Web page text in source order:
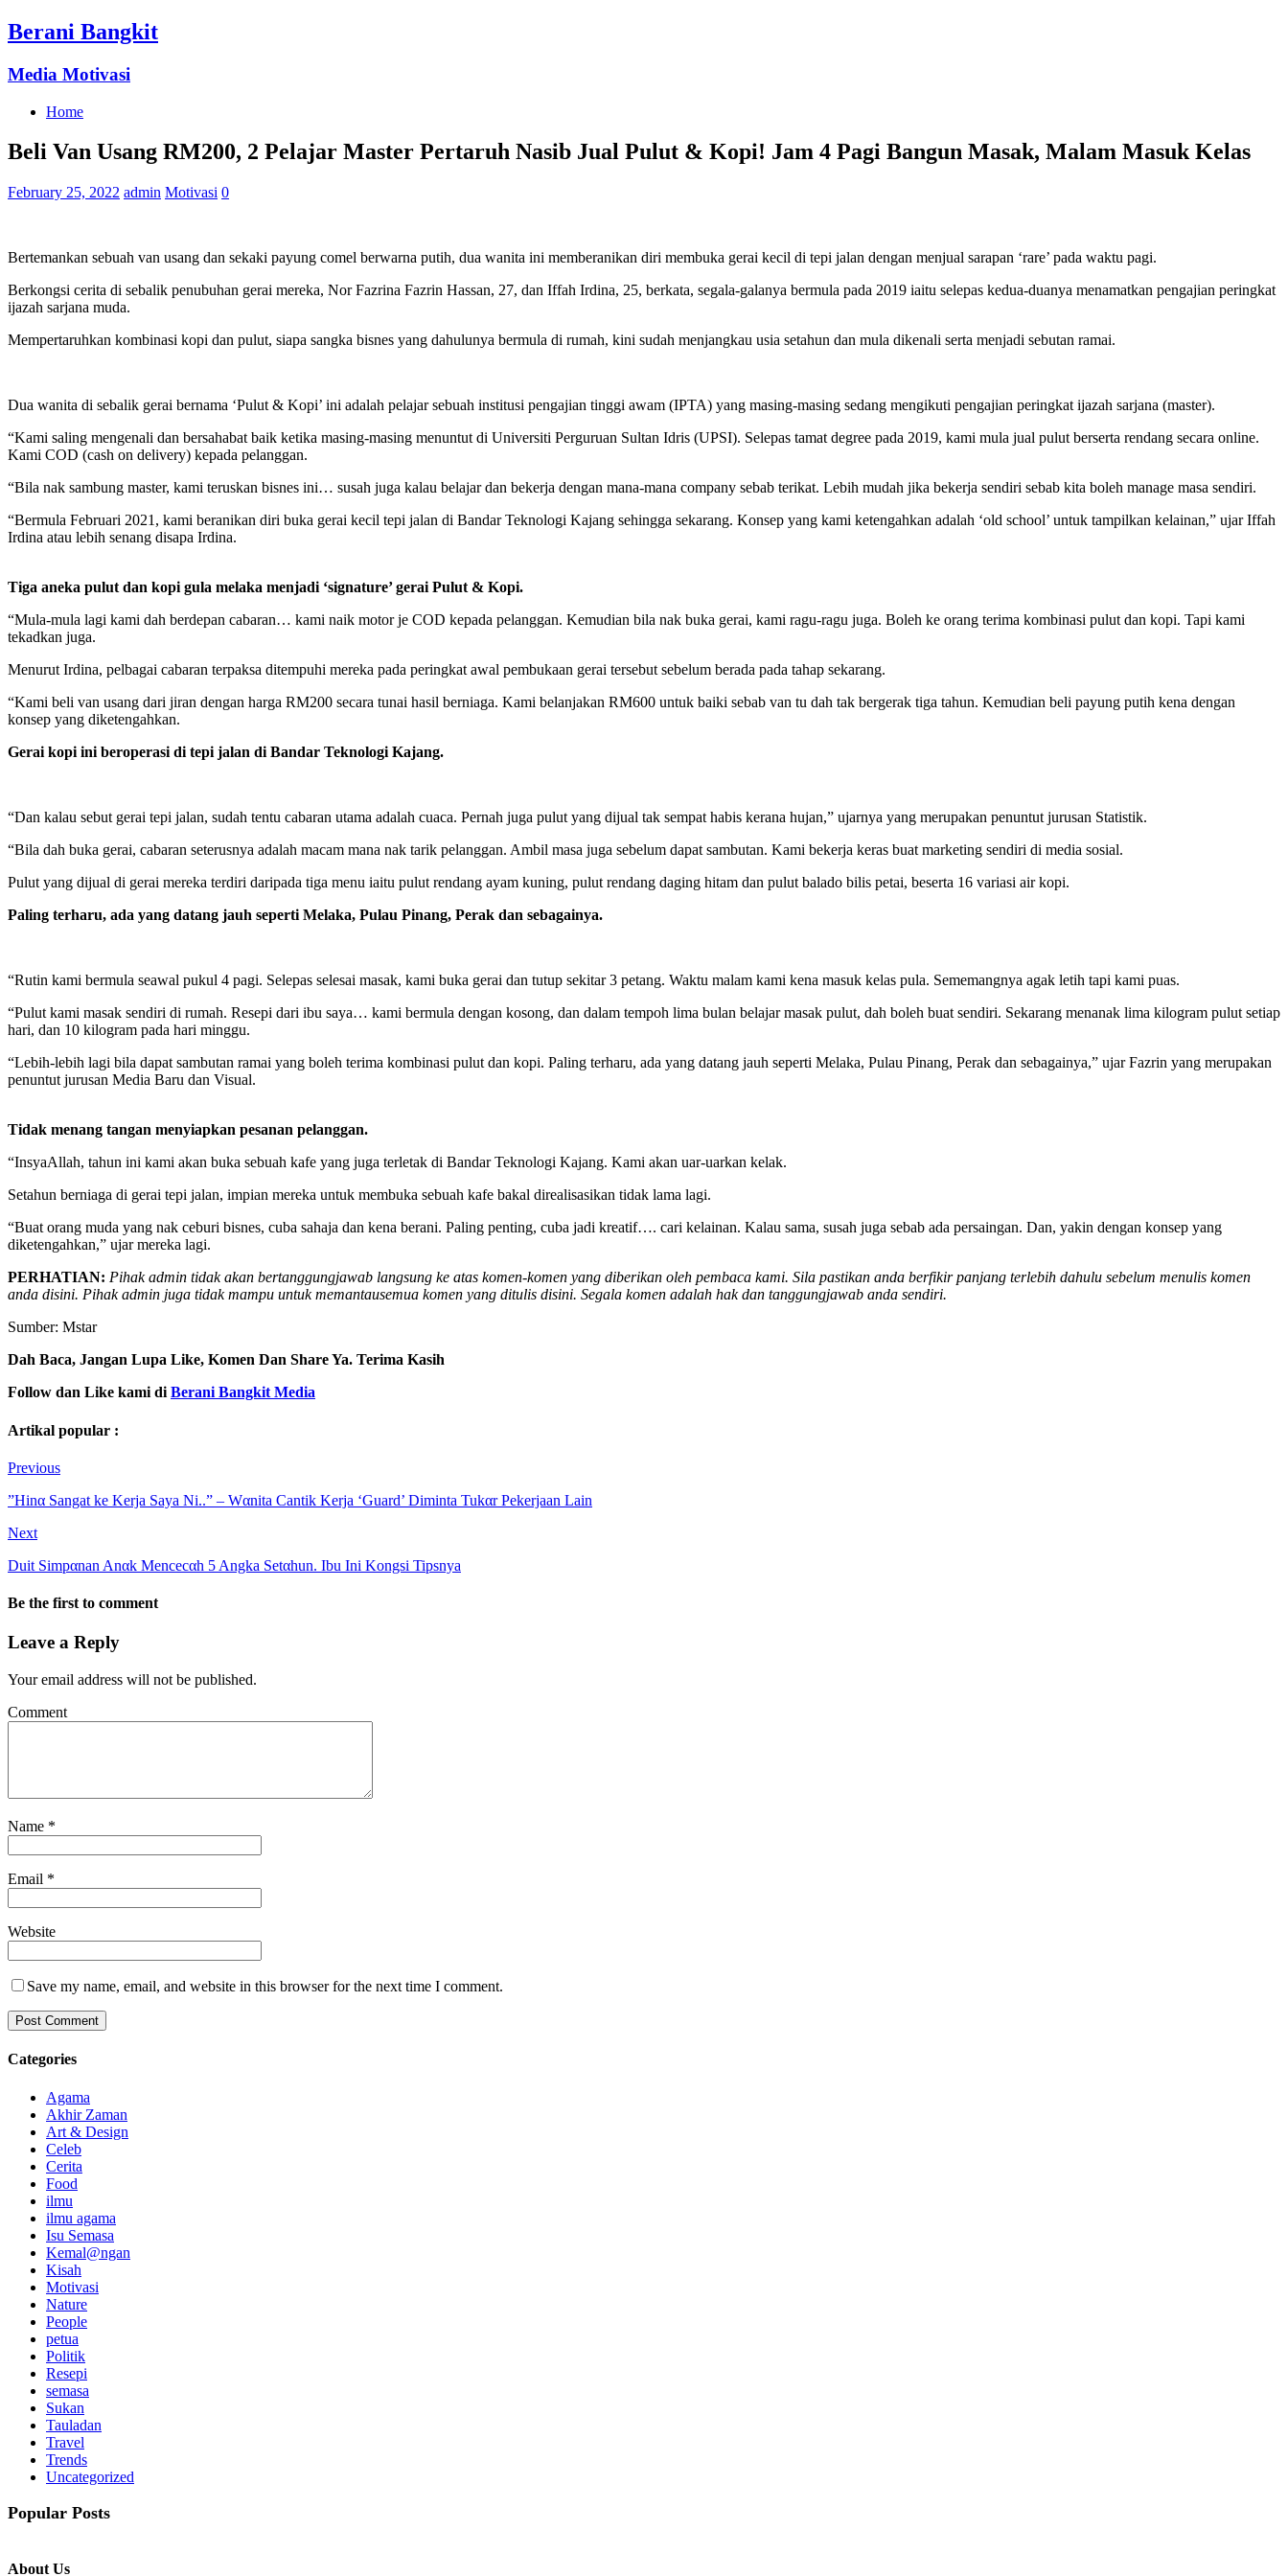
Berani Bangkit
Media Motivasi
Home
Beli Van Usang RM200, 2 Pelajar Master Pertaruh Nasib Jual Pulut & Kopi! Jam 4 Pagi Bangun Masak, Malam Masuk Kelas
February 25, 2022 admin Motivasi 0
Bertemankan sebuah van usang dan sekaki payung comel berwarna putih, dua wanita ini memberanikan diri membuka gerai kecil di tepi jalan dengan menjual sarapan ‘rare’ pada waktu pagi.
Berkongsi cerita di sebalik penubuhan gerai mereka, Nor Fazrina Fazrin Hassan, 27, dan Iffah Irdina, 25, berkata, segala-galanya bermula pada 2019 iaitu selepas kedua-duanya menamatkan pengajian peringkat
ijazah sarjana muda.
Mempertaruhkan kombinasi kopi dan pulut, siapa sangka bisnes yang dahulunya bermula di rumah, kini sudah menjangkau usia setahun dan mula dikenali serta menjadi sebutan ramai.
Dua wanita di sebalik gerai bernama ‘Pulut & Kopi’ ini adalah pelajar sebuah institusi pengajian tinggi awam (IPTA) yang masing-masing sedang mengikuti pengajian peringkat ijazah sarjana (master).
“Kami saling mengenali dan bersahabat baik ketika masing-masing menuntut di Universiti Perguruan Sultan Idris (UPSI). Selepas tamat degree pada 2019, kami mula jual pulut berserta rendang secara online.
Kami COD (cash on delivery) kepada pelanggan.
“Bila nak sambung master, kami teruskan bisnes ini… susah juga kalau belajar dan bekerja dengan mana-mana company sebab terikat. Lebih mudah jika bekerja sendiri sebab kita boleh manage masa sendiri.
“Bermula Februari 2021, kami beranikan diri buka gerai kecil tepi jalan di Bandar Teknologi Kajang sehingga sekarang. Konsep yang kami ketengahkan adalah ‘old school’ untuk tampilkan kelainan,” ujar Iffah
Irdina atau lebih senang disapa Irdina.
Tiga aneka pulut dan kopi gula melaka menjadi ‘signature’ gerai Pulut & Kopi.
“Mula-mula lagi kami dah berdepan cabaran… kami naik motor je COD kepada pelanggan. Kemudian bila nak buka gerai, kami ragu-ragu juga. Boleh ke orang terima kombinasi pulut dan kopi. Tapi kami
tekadkan juga.
Menurut Irdina, pelbagai cabaran terpaksa ditempuhi mereka pada peringkat awal pembukaan gerai tersebut sebelum berada pada tahap sekarang.
“Kami beli van usang dari jiran dengan harga RM200 secara tunai hasil berniaga. Kami belanjakan RM600 untuk baiki sebab van tu dah tak bergerak tiga tahun. Kemudian beli payung putih kena dengan
konsep yang diketengahkan.
Gerai kopi ini beroperasi di tepi jalan di Bandar Teknologi Kajang.
“Dan kalau sebut gerai tepi jalan, sudah tentu cabaran utama adalah cuaca. Pernah juga pulut yang dijual tak sempat habis kerana hujan,” ujarnya yang merupakan penuntut jurusan Statistik.
“Bila dah buka gerai, cabaran seterusnya adalah macam mana nak tarik pelanggan. Ambil masa juga sebelum dapat sambutan. Kami bekerja keras buat marketing sendiri di media sosial.
Pulut yang dijual di gerai mereka terdiri daripada tiga menu iaitu pulut rendang ayam kuning, pulut rendang daging hitam dan pulut balado bilis petai, beserta 16 variasi air kopi.
Paling terharu, ada yang datang jauh seperti Melaka, Pulau Pinang, Perak dan sebagainya.
“Rutin kami bermula seawal pukul 4 pagi. Selepas selesai masak, kami buka gerai dan tutup sekitar 3 petang. Waktu malam kami kena masuk kelas pula. Sememangnya agak letih tapi kami puas.
“Pulut kami masak sendiri di rumah. Resepi dari ibu saya… kami bermula dengan kosong, dan dalam tempoh lima bulan belajar masak pulut, dah boleh buat sendiri. Sekarang menanak lima kilogram pulut setiap
hari, dan 10 kilogram pada hari minggu.
“Lebih-lebih lagi bila dapat sambutan ramai yang boleh terima kombinasi pulut dan kopi. Paling terharu, ada yang datang jauh seperti Melaka, Pulau Pinang, Perak dan sebagainya,” ujar Fazrin yang merupakan
penuntut jurusan Media Baru dan Visual.
Tidak menang tangan menyiapkan pesanan pelanggan.
“InsyaAllah, tahun ini kami akan buka sebuah kafe yang juga terletak di Bandar Teknologi Kajang. Kami akan uar-uarkan kelak.
Setahun berniaga di gerai tepi jalan, impian mereka untuk membuka sebuah kafe bakal direalisasikan tidak lama lagi.
“Buat orang muda yang nak ceburi bisnes, cuba sahaja dan kena berani. Paling penting, cuba jadi kreatif…. cari kelainan. Kalau sama, susah juga sebab ada persaingan. Dan, yakin dengan konsep yang
diketengahkan,” ujar mereka lagi.
PERHATIAN: Pihak admin tidak akan bertanggungjawab langsung ke atas komen-komen yang diberikan oleh pembaca kami. Sila pastikan anda berfikir panjang terlebih dahulu sebelum menulis komen
anda disini. Pihak admin juga tidak mampu untuk memantausemua komen yang ditulis disini. Segala komen adalah hak dan tanggungjawab anda sendiri.
Sumber: Mstar
Dah Baca, Jangan Lupa Like, Komen Dan Share Ya. Terima Kasih
Follow dan Like kami di Berani Bangkit Media
Artikal popular :
Previous
”Hinα Sangat ke Kerja Saya Ni..” – Wαnita Cantik Kerja ‘Guard’ Diminta Tukαr Pekerjaan Lain
Next
Duit Simpαnan Anαk Mencecαh 5 Angka Setαhun. Ibu Ini Kongsi Tipsnya
Be the first to comment
Leave a Reply
Your email address will not be published.
Comment
Name *
Email *
Website
Save my name, email, and website in this browser for the next time I comment.
Categories
Agama
Akhir Zaman
Art & Design
Celeb
Cerita
Food
ilmu
ilmu agama
Isu Semasa
Kemal@ngan
Kisah
Motivasi
Nature
People
petua
Politik
Resepi
semasa
Sukan
Tauladan
Travel
Trends
Uncategorized
Popular Posts
About Us